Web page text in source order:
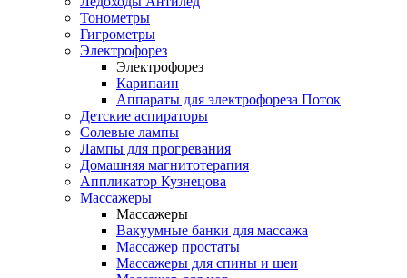
Тонометры
Гигрометры
Электрофорез
Электрофорез
Карипаин
Аппараты для электрофореза Поток
Детские аспираторы
Солевые лампы
Лампы для прогревания
Домашняя магнитотерапия
Аппликатор Кузнецова
Массажеры
Массажеры
Вакуумные банки для массажа
Массажер простаты
Массажеры для спины и шеи